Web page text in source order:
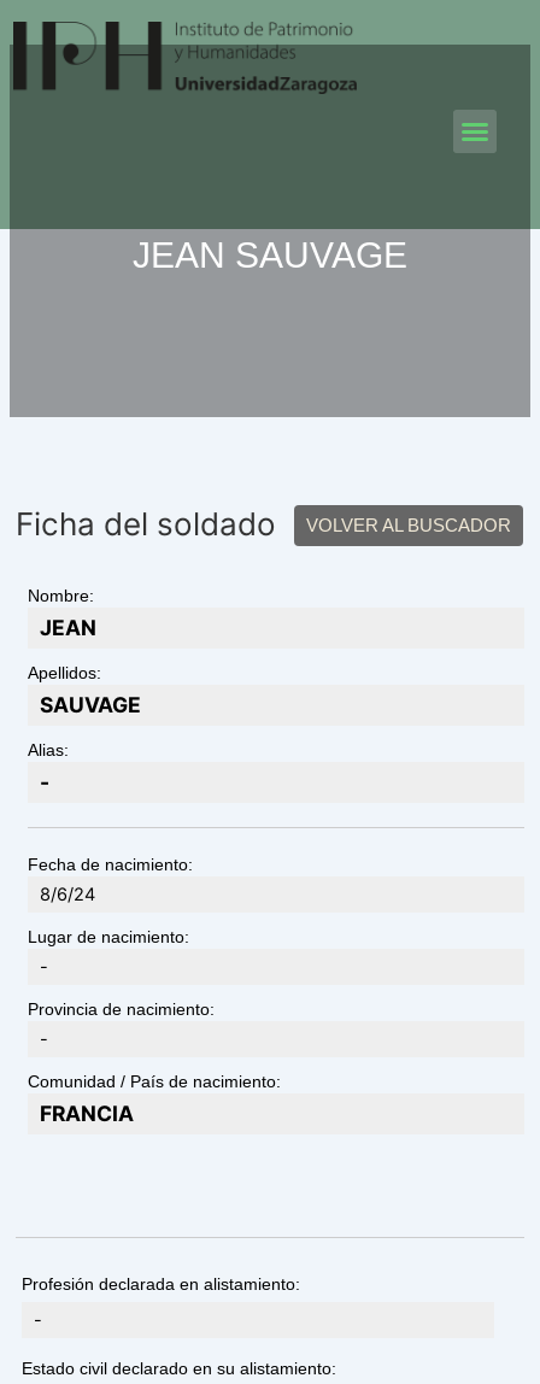
al
contenido
JEAN SAUVAGE
Ficha del soldado VOLVER AL BUSCADOR
Nombre:
JEAN
Apellidos:
SAUVAGE
Alias:
-
Fecha de nacimiento:
8/6/24
Lugar de nacimiento:
-
Provincia de nacimiento:
-
Comunidad / País de nacimiento:
FRANCIA
Profesión declarada en alistamiento:
-
Estado civil declarado en su alistamiento: